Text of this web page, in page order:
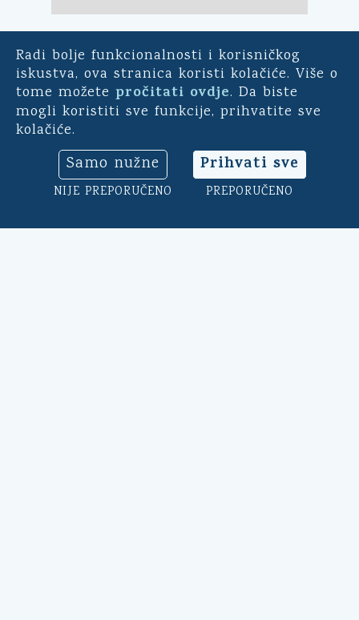
Radi bolje funkcionalnosti i korisničkog
iskustva, ova stranica koristi kolačiće. Više o
tome možete pročitati ovdje. Da biste
mogli koristiti sve funkcije, prihvatite sve
kolačiće.
Samo nužne
NIJE PREPORUČENO
Prihvati sve
PREPORUČENO
E-demokracija
Za mještane Općine Kali -
uključite se u ankete o
općinu. Sudjelujte u
savjetodavnim e-referendumima.
Osim toga, na ovoj aplikaciji